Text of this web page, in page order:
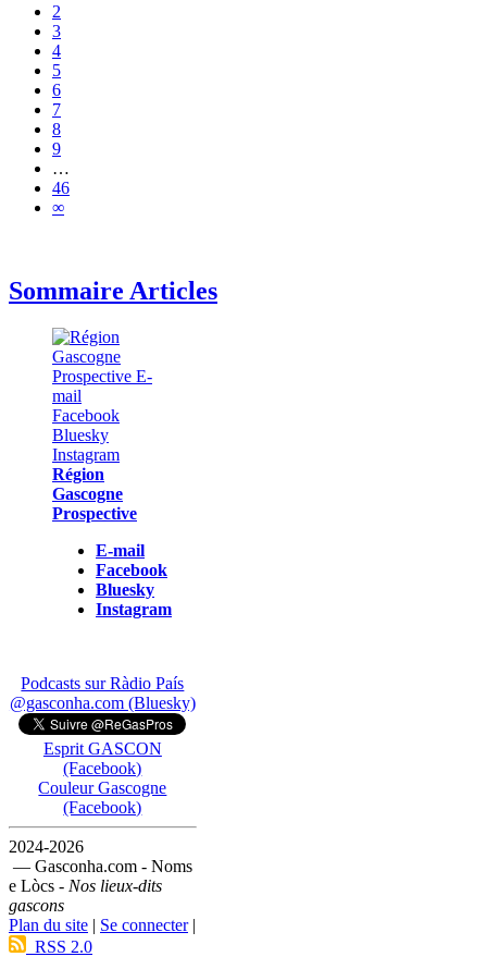
2
3
4
5
6
7
8
9
…
46
∞
Sommaire Articles
Région
Gascogne
Prospective
E-mail
Facebook
Bluesky
Instagram
Podcasts sur Ràdio País
@gasconha.com (Bluesky)
Esprit GASCON
(Facebook)
Couleur Gascogne
(Facebook)
2024-2026
— Gasconha.com - Noms
e Lòcs - Nos lieux-dits
gascons
Plan du site | Se connecter|
RSS 2.0